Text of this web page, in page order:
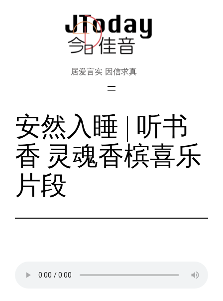
居爱言实 因信求真
安然入睡 | 听书
香 灵魂香槟喜乐
片段